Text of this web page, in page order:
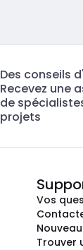
Des conseils
Recevez une
de
projets
Vos
Trouver